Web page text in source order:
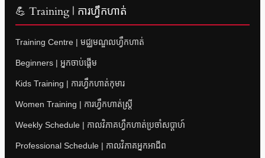
💪 Training | ការហ្វឹកហាត់
Training Centre | មជ្ឈមណ្ឌលហ្វឹកហាត់
Beginners | អ្នកចាប់ផ្តើម
Kids Training | ការហ្វឹកហាត់កុមារ
Women Training | ការហ្វឹកហាត់ស្ត្រី
Weekly Schedule | កាលវិភាគហ្វឹកហាត់ប្រចាំសប្តាហ៍
Professional Schedule | កាលវិភាគអ្នកអាជីព